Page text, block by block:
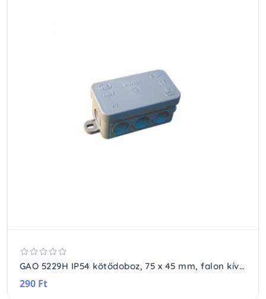
GAO 5229H IP54 kötődoboz, 75 x 45 mm, falon kívüli, vízmentes, szürke
290 Ft